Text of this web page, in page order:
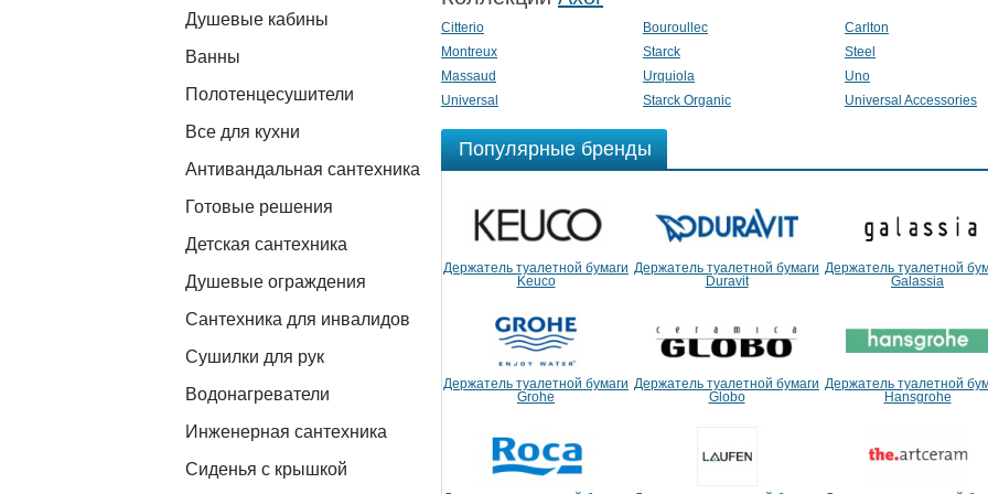
Душевые кабины
Ванны
Полотенцесушители
Все для кухни
Антивандальная сантехника
Готовые решения
Детская сантехника
Душевые ограждения
Сантехника для инвалидов
Сушилки для рук
Водонагреватели
Инженерная сантехника
Сиденья с крышкой
Citterio Bouroullec
Carlton
Montreux
Starck
Steel
Massaud
Urquiola
Uno
Universal
Starck Organic Universal Accessories
Популярные бренды
Держатель туалетной бумаги
Keuco
Держатель туалетной бумаги
Duravit
Держатель туалетной
Galassia
Держатель туалетной бумаги
Grohe
Держатель туалетной бумаги
Globo
Держатель туалетной
Hansgrohe